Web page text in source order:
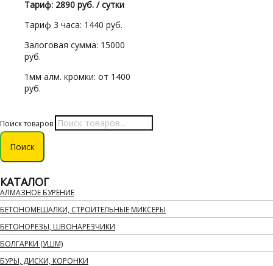
Поиск товаров
Поиск
КАТАЛОГ
АЛМАЗНОЕ БУРЕНИЕ
БЕТОНОМЕШАЛКИ, СТРОИТЕЛЬНЫЕ МИКСЕРЫ
БЕТОНОРЕЗЫ, ШВОНАРЕЗЧИКИ
БОЛГАРКИ (УШМ)
БУРЫ, ДИСКИ, КОРОНКИ
Тариф: 2890 руб. / сутки
Тариф 3 часа: 1440 руб.
Залоговая сумма: 15000
руб.
1мм алм. кромки: от 1400
руб.